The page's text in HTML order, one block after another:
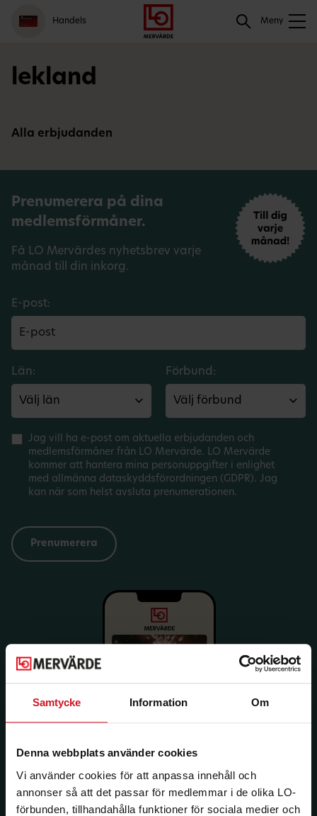
Samtycke Information Om
Denna webbplats använder cookies
Vi använder cookies för att anpassa innehåll och
annonser så att det passar för medlemmar i de olika LO-
förbunden, tillhandahålla funktioner för sociala medier och
Gå
till
meny
Logga
in
Hoppa
till
innehåll
Handels Meny
Sök
lekland
Alla erbjudanden
Prenumerera på dina
medlemsförmåner.
Få LO Mervärdes nyhetsbrev varje
månad till din inkorg.
E-post:
Län: Förbund:
Jag vill ha e-post om aktuella erbjudanden och
medlemsförmåner från LO Mervärde. LO Mervärde
kommer att hantera mina personuppgifter i enlighet
med allmänna dataskyddsförordningen (GDPR). Jag
kan när som helst avsluta prenumerationen.